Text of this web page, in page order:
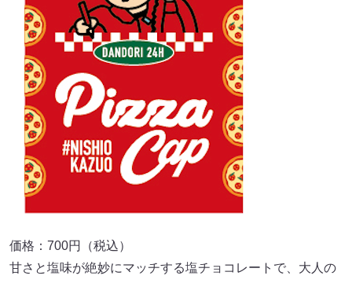
価格：700円（税込）
甘さと塩味が絶妙にマッチする塩チョコレートで、大人の